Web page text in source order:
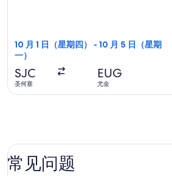
10 月 1 日（星期四） - 10 月 5 日（星期
一）
SJC
圣何塞
EUG
尤金
常见问题